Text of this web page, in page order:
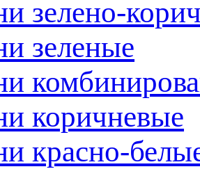
зелено-
зеленые
коричневые
красно-